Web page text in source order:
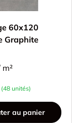
60x120
Graphite
(48 unités)
au panier